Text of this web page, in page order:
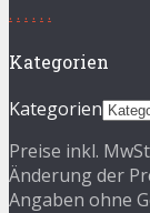
. . . . . .
Kategorien
Kategorien
Preise inkl.
Änderung der
Angaben ohne